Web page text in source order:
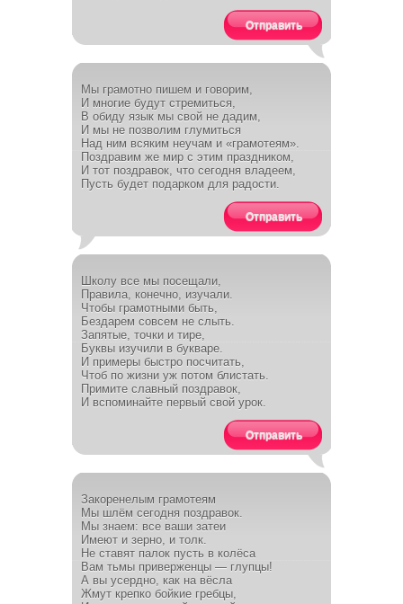
Отправить
Мы грамотно пишем и говорим,
И многие будут стремиться,
В обиду язык мы свой не дадим,
И мы не позволим глумиться
Над ним всяким неучам и «грамотеям».
Поздравим же мир с этим праздником,
И тот поздравок, что сегодня владеем,
Пусть будет подарком для радости.
Отправить
Школу все мы посещали,
Правила, конечно, изучали.
Чтобы грамотными быть,
Бездарем совсем не слыть.
Запятые, точки и тире,
Буквы изучили в букваре.
И примеры быстро посчитать,
Чтоб по жизни уж потом блистать.
Примите славный поздравок,
И вспоминайте первый свой урок.
Отправить
Закоренелым грамотеям
Мы шлём сегодня поздравок.
Мы знаем: все ваши затеи
Имеют и зерно, и толк.
Не ставят палок пусть в колёса
Вам тьмы приверженцы — глупцы!
А вы усердно, как на вёсла
Жмут крепко бойкие гребцы,